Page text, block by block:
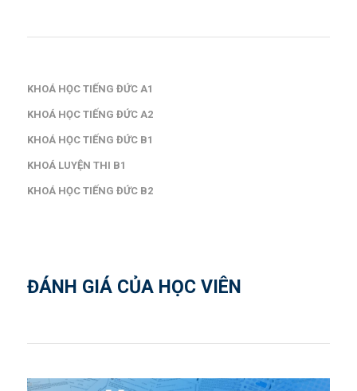
KHOÁ HỌC TIẾNG ĐỨC A1
KHOÁ HỌC TIẾNG ĐỨC A2
KHOÁ HỌC TIẾNG ĐỨC B1
KHOÁ LUYỆN THI B1
KHOÁ HỌC TIẾNG ĐỨC B2
ĐÁNH GIÁ CỦA HỌC VIÊN